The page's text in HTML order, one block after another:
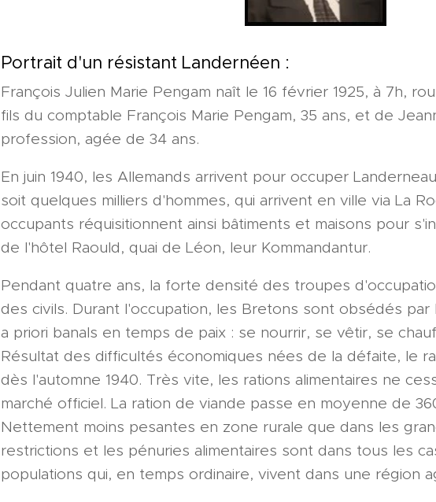
Portrait d'un résistant Landernéen :
François Julien Marie Pengam naît le 16 février 1925, à 7h,
fils du comptable François Marie Pengam, 35 ans, et de
profession, agée de 34 ans.
En juin 1940, les Allemands arrivent pour occuper
soit quelques milliers d'hommes, qui arrivent en ville via La
occupants réquisitionnent ainsi bâtiments et maisons pour
de l'hôtel Raould, quai de Léon, leur Kommandantur.
Pendant quatre ans, la forte densité des troupes
des civils. Durant l'occupation, les Bretons sont obsédés par
a priori banals en temps de paix : se nourrir, se vêtir, se
Résultat des difficultés économiques nées de la défaite, le
dès l'automne 1940. Très vite, les rations alimentaires ne
marché officiel. La ration de viande passe en moyenne de
Nettement moins pesantes en zone rurale que dans les
restrictions et les pénuries alimentaires sont dans tous les
populations qui, en temps ordinaire, vivent dans une région